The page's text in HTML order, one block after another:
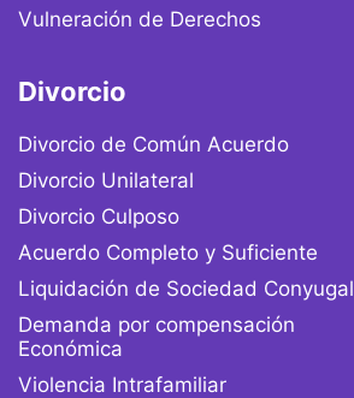
Vulneración de Derechos
Divorcio
Divorcio de Común Acuerdo
Divorcio Unilateral
Divorcio Culposo
Acuerdo Completo y Suficiente
Liquidación de Sociedad Conyugal
Demanda por compensación
Económica
Violencia Intrafamiliar